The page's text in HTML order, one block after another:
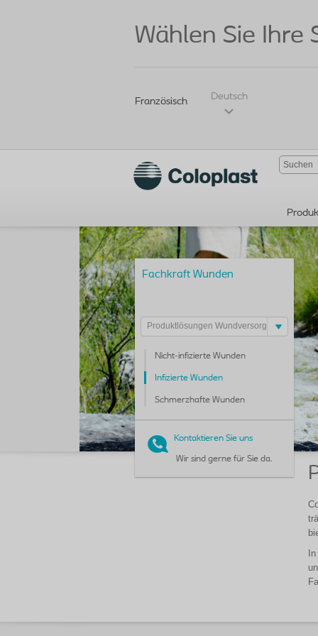
Wählen Sie Ihre
Französisch Deutsch
Fachkraft Wunden
Produktlösungen Wundversorgung
Nicht-infizierte Wunden
Infizierte Wunden
Schmerzhafte Wunden
Kontaktieren Sie uns
Wir sind gerne für Sie da.
In